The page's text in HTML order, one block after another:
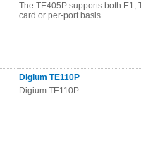
The TE405P supports both E1,
card or per-port basis
Digium TE110P
Digium TE110P